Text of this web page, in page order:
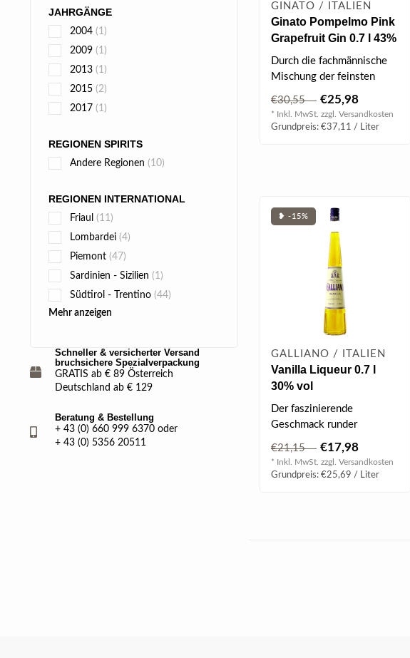
JAHRGÄNGE
2004 (1)
2009 (1)
2013 (1)
2015 (2)
2017 (1)
REGIONEN SPIRITS
Andere Regionen (10)
REGIONEN INTERNATIONAL
Friaul (11)
Lombardei (4)
Piemont (47)
Sardinien - Sizilien (1)
Südtirol - Trentino (44)
Mehr anzeigen
Schneller & versicherter Versand
bruchsichere Spezialverpackung
GRATIS ab € 89 Österreich
Deutschland ab € 129
Beratung & Bestellung
+ 43 (0) 660 999 6370 oder
+ 43 (0) 5356 20511
GINATO / ITALIEN
Ginato Pompelmo Pink
Grapefruit Gin 0.7 l 43%
vol
Durch die fachmännische
Mischung der feinsten
Sangiovese-Traube mit
Pink Grapef..
€30,55 €25,98
* Inkl. MwSt. zzgl. Versandkosten
Grundpreis: €37,11 / Liter
❥ -15%
GALLIANO / ITALIEN
Vanilla Liqueur 0.7 l
30% vol
Der faszinierende
Geschmack runder
Vanilletöne mit blumigen,
frischen und minzi..
€21,15 €17,98
* Inkl. MwSt. zzgl. Versandkosten
Grundpreis: €25,69 / Liter